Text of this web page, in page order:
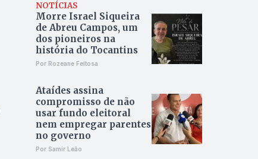
NOTÍCIAS
Morre Israel Siqueira
de Abreu Campos, um
dos pioneiros na
história do Tocantins
Por Rozeane Feitosa
Ataídes assina
compromisso de não
usar fundo eleitoral
nem empregar parentes
no governo
Por Samir Leão